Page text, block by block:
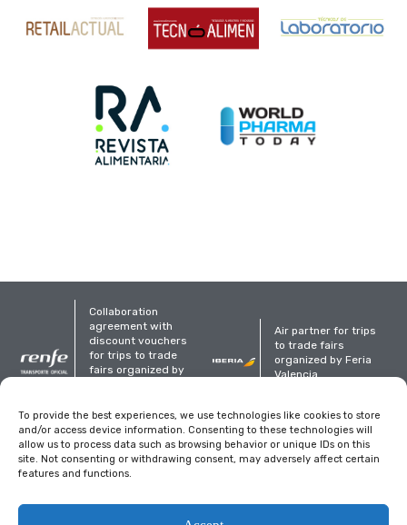
To provide the best experiences, we use technologies like cookies to store
and/or access device information. Consenting to these technologies will
allow us to process data such as browsing behavior or unique IDs on this
site. Not consenting or withdrawing consent, may adversely affect certain
features and functions.
for trips to trade
fairs organized by
Feria Valencia
Valencia